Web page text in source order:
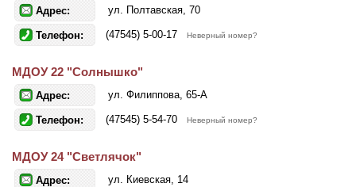
Адрес: ул. Полтавская, 70
Телефон: (47545) 5-00-17 Неверный номер?
МДОУ 22 "Солнышко"
Адрес: ул. Филиппова, 65-А
Телефон: (47545) 5-54-70 Неверный номер?
МДОУ 24 "Светлячок"
Адрес: ул. Киевская, 14